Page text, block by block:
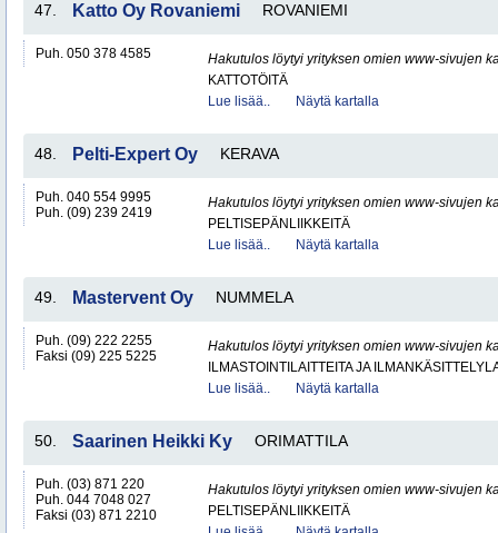
47. Katto Oy Rovaniemi ROVANIEMI
Puh. 050 378 4585
Hakutulos löytyi yrityksen omien www-sivujen
KATTOTÖITÄ
Lue lisää..
Näytä kartalla
48. Pelti-Expert Oy KERAVA
Puh. 040 554 9995
Puh. (09) 239 2419
Hakutulos löytyi yrityksen omien www-sivujen
PELTISEPÄNLIIKKEITÄ
Lue lisää..
Näytä kartalla
49. Mastervent Oy NUMMELA
Puh. (09) 222 2255
Faksi (09) 225 5225
Hakutulos löytyi yrityksen omien www-sivujen
ILMASTOINTILAITTEITA JA
Lue lisää..
Näytä kartalla
50. Saarinen Heikki Ky ORIMATTILA
Puh. (03) 871 220
Puh. 044 7048 027
Faksi (03) 871 2210
Hakutulos löytyi yrityksen omien www-sivujen
PELTISEPÄNLIIKKEITÄ